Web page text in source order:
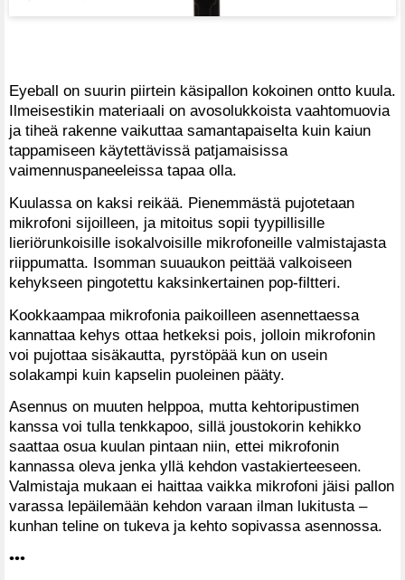
Eyeball on suurin piirtein käsipallon kokoinen ontto kuula.
Ilmeisestikin materiaali on avosolukkoista vaahtomuovia
ja tiheä rakenne vaikuttaa samantapaiselta kuin kaiun
tappamiseen käytettävissä patjamaisissa
vaimennuspaneeleissa tapaa olla.
Kuulassa on kaksi reikää. Pienemmästä pujotetaan
mikrofoni sijoilleen, ja mitoitus sopii tyypillisille
lieriörunkoisille isokalvoisille mikrofoneille valmistajasta
riippumatta. Isomman suuaukon peittää valkoiseen
kehykseen pingotettu kaksinkertainen pop-filtteri.
Kookkaampaa mikrofonia paikoilleen asennettaessa
kannattaa kehys ottaa hetkeksi pois, jolloin mikrofonin
voi pujottaa sisäkautta, pyrstöpää kun on usein
solakampi kuin kapselin puoleinen pääty.
Asennus on muuten helppoa, mutta kehtoripustimen
kanssa voi tulla tenkkapoo, sillä joustokorin kehikko
saattaa osua kuulan pintaan niin, ettei mikrofonin
kannassa oleva jenka yllä kehdon vastakierteeseen.
Valmistaja mukaan ei haittaa vaikka mikrofoni jäisi pallon
varassa lepäilemään kehdon varaan ilman lukitusta –
kunhan teline on tukeva ja kehto sopivassa asennossa.
•••